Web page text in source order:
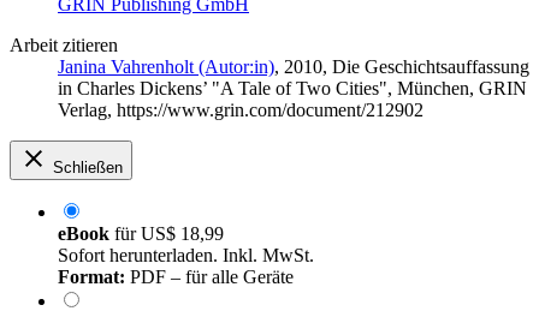
GRIN Publishing GmbH
Arbeit zitieren
Janina Vahrenholt (Autor:in), 2010, Die Geschichtsauffassung
in Charles Dickens’ "A Tale of Two Cities", München, GRIN
Verlag, https://www.grin.com/document/212902
Schließen
eBook fürUS$ 18,99
Sofort herunterladen. Inkl. MwSt.
Format: PDF – für alle Geräte